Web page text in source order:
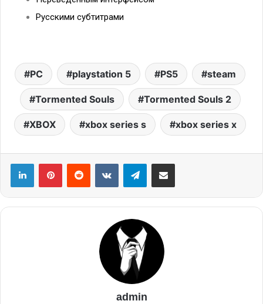
Русскими субтитрами
PC playstation 5 PS5 steam
Tormented Souls Tormented Souls 2
XBOX xbox series s xbox series x
admin